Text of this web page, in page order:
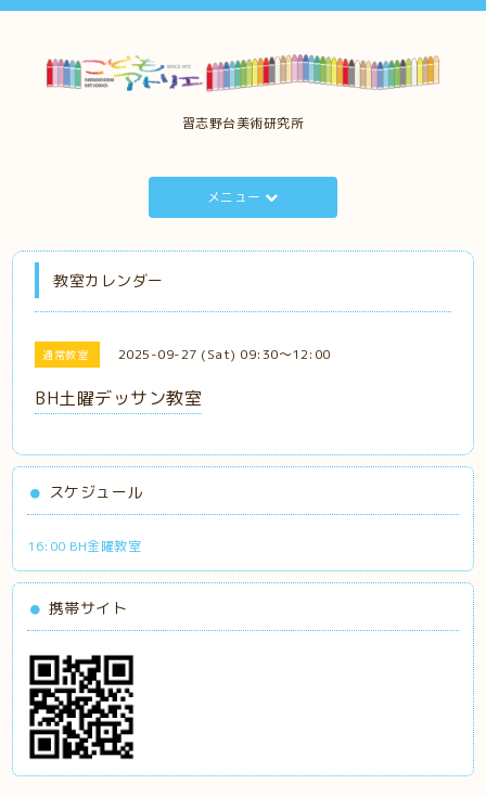
習志野台美術研究所
メニュー
教室カレンダー
通常教室 2025-09-27 (Sat) 09:30～12:00
BH土曜デッサン教室
スケジュール
16:00 BH金曜教室
携帯サイト